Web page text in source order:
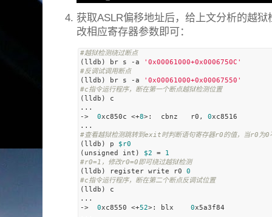
获取ASLR偏移地址后，给上文分析的越
改相应寄存器参数即可：
#越狱检测绕过断点
(lldb) br s
-a
'0x00061000+0x0006750C'
#反调试调用断点
(lldb) br s
-a
'0x00061000+0x00067550'
#c指令运行程序，断在第一个断点越狱检测位置
(lldb) c
...
-> 0xc850c <+8>:  cbnz   r0, 0xc8516
#查看越狱检测跳转到exit时判断语句寄存器r0的值，当r0为0
(lldb) p $r0
(unsigned int) $2 = 1
#r0=1，修改r0=0即可绕过越狱检测
(lldb) register write r0 0
#c指令运行程序，断在第二个断点反调试位置
(lldb) c
...
-> 0xc8550 <+52>: blx 0x5a3f84